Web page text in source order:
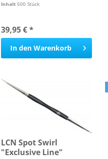
Inhalt 500 Stück
39,95 € *
In den Warenkorb
LCN Spot Swirl
"Exclusive Line"